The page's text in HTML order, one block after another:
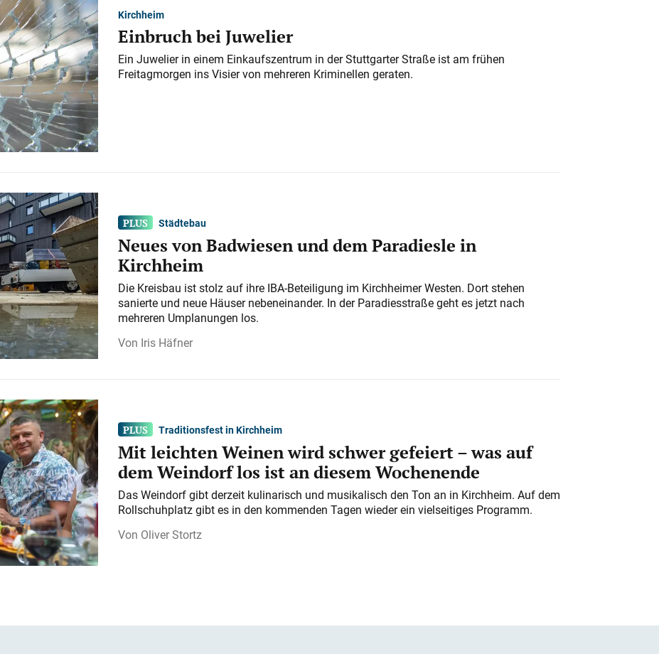
Kirchheim
Einbruch bei Juwelier
Ein Juwelier in einem Einkaufszentrum in der Stuttgarter Straße ist am frühen
Freitagmorgen ins Visier von mehreren Kriminellen geraten.
Städtebau
Neues von Badwiesen und dem Paradiesle in
Kirchheim
Die Kreisbau ist stolz auf ihre IBA-Beteiligung im Kirchheimer Westen. Dort stehen
sanierte und neue Häuser nebeneinander. In der Paradiesstraße geht es jetzt nach
mehreren Umplanungen los.
Iris Häfner
Traditionsfest in Kirchheim
Mit leichten Weinen wird schwer gefeiert – was auf
dem Weindorf los ist an diesem Wochenende
Das Weindorf gibt derzeit kulinarisch und musikalisch den Ton an in Kirchheim. Auf dem
Rollschuhplatz gibt es in den kommenden Tagen wieder ein vielseitiges Programm.
Oliver Stortz